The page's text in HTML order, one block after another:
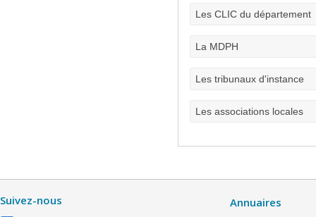
Les CLIC du département
La MDPH
Les tribunaux d'instance
Les associations locales
Suivez-nous Annuaires